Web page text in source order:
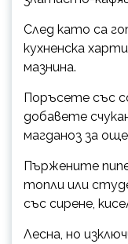
След като са
кухненска
мазнина.
Поръсете със
добавете
магданоз за
Пържените
топли или
със сирене,
Лесна, но